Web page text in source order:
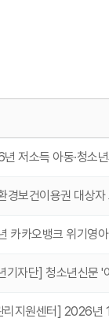
저소득 아동·청소
보건이용권 대상자
카카오뱅크 위기영
기자단] 청소년신문 '
리지원센터] 2026년